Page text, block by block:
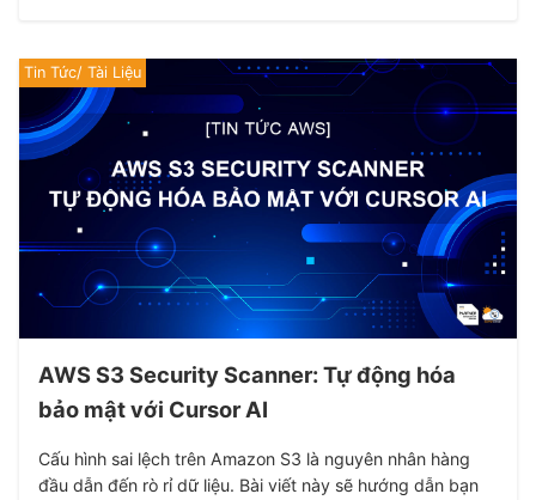
Tin Tức/ Tài Liệu
AWS S3 Security Scanner: Tự động hóa
bảo mật với Cursor AI
Cấu hình sai lệch trên Amazon S3 là nguyên nhân hàng
đầu dẫn đến rò rỉ dữ liệu. Bài viết này sẽ hướng dẫn bạn